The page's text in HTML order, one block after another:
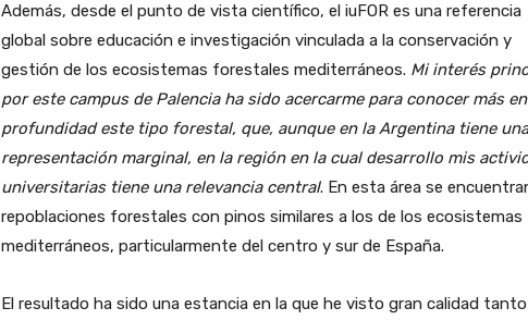
Además, desde el punto de vista científico, el iuFOR es una referencia
global sobre educación e investigación vinculada a la conservación y
gestión de los ecosistemas forestales mediterráneos. Mi interés
por este campus de Palencia ha sido acercarme para conocer más en
profundidad este tipo forestal, que, aunque en la Argentina tiene una
representación marginal, en la región en la cual desarrollo mis
universitarias tiene una relevancia central. En esta área se
repoblaciones forestales con pinos similares a los de los ecosistemas
mediterráneos, particularmente del centro y sur de España.
El resultado ha sido una estancia en la que he visto gran calidad